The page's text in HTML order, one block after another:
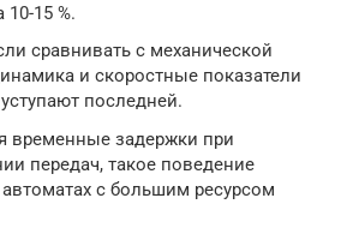
10-15 %.
сравнивать с механической
и скоростные показатели
последней.
временные задержки при
передач, такое поведение
с большим ресурсом